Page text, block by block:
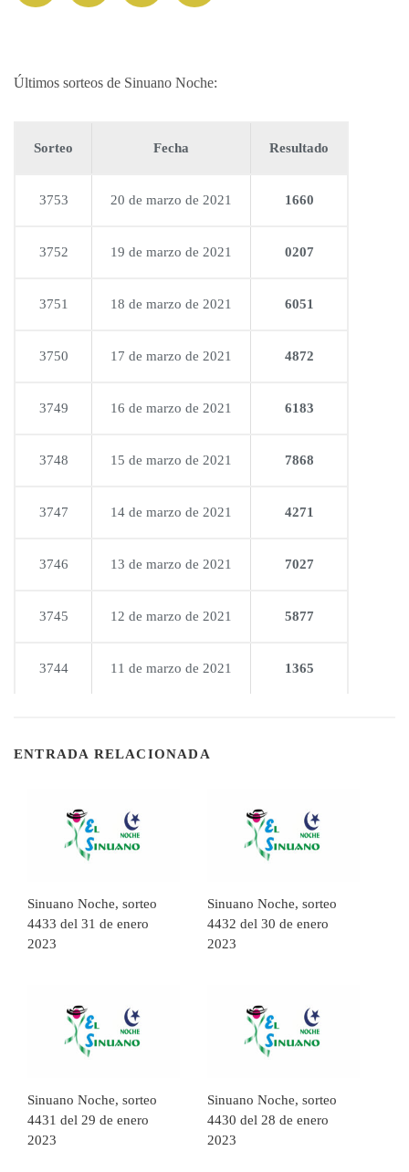
Últimos sorteos de Sinuano Noche:
Sorteo Fecha Resultado
3753 20 de marzo de 2021 1660
3752 19 de marzo de 2021 0207
3751 18 de marzo de 2021 6051
3750 17 de marzo de 2021 4872
3749 16 de marzo de 2021 6183
3748 15 de marzo de 2021 7868
3747 14 de marzo de 2021 4271
3746 13 de marzo de 2021 7027
3745 12 de marzo de 2021 5877
3744 11 de marzo de 2021 1365
ENTRADA RELACIONADA
Sinuano Noche, sorteo
4433 del 31 de enero
2023
Sinuano Noche, sorteo
4432 del 30 de enero
2023
Sinuano Noche, sorteo
4431 del 29 de enero
2023
Sinuano Noche, sorteo
4430 del 28 de enero
2023